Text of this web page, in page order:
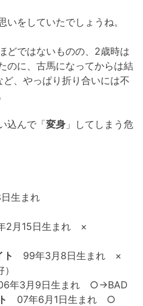
をしていたでしょうね。
どではないものの、2歳時は
のに、古馬になってからは結
、やっぱり折り合いには不
込んで「変身 」してしまう危
生まれ
月15日生まれ ×
ト
99年3月8日生まれ ×
年3月9日生まれ ○→BAD
07年6月1日生まれ ○